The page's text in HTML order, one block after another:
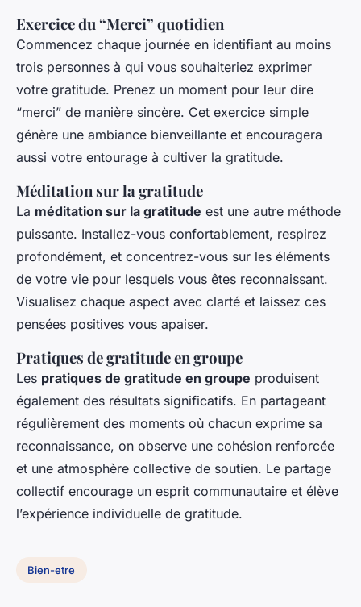
Exercice du “Merci” quotidien
Commencez chaque journée en identifiant au moins
trois personnes à qui vous souhaiteriez exprimer
votre gratitude. Prenez un moment pour leur dire
“merci” de manière sincère. Cet exercice simple
génère une ambiance bienveillante et encouragera
aussi votre entourage à cultiver la gratitude.
Méditation sur la gratitude
La méditation sur la gratitude est une autre méthode
puissante. Installez-vous confortablement, respirez
profondément, et concentrez-vous sur les éléments
de votre vie pour lesquels vous êtes reconnaissant.
Visualisez chaque aspect avec clarté et laissez ces
pensées positives vous apaiser.
Pratiques de gratitude en groupe
Les pratiques de gratitude en groupe produisent
également des résultats significatifs. En partageant
régulièrement des moments où chacun exprime sa
reconnaissance, on observe une cohésion renforcée
et une atmosphère collective de soutien. Le partage
collectif encourage un esprit communautaire et élève
l’expérience individuelle de gratitude.
Bien-etre